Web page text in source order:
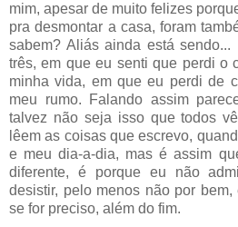
mim, apesar de muito felizes
pra desmontar a casa, foram
sabem? Aliás ainda está
três, em que eu senti que perdi o
minha vida, em que eu perdi de
meu rumo. Falando assim
talvez não seja isso que todos
lêem as coisas que escrevo,
e meu dia-a-dia, mas é assim
diferente, é porque eu não
desistir, pelo menos não por
se for preciso, além do fim.